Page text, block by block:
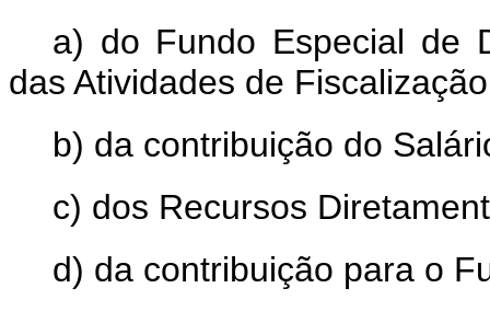
a) do Fundo Especial de
das Atividades de
b) da contribuição do
c) dos Recursos
d) da contribuição para o